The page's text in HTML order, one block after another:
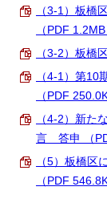
（3-1）板橋
（PDF 1.2MB
（3-2）板橋
（4-1）第10
（PDF
（4-2）新た
言 答申 （
（5）板橋区
（PDF